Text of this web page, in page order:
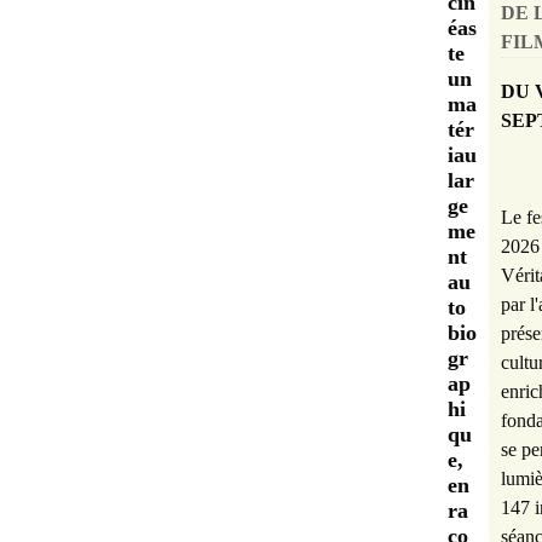
éas
te
un
ma
tér
iau
lar
ge
me
nt
au
to
bio
gr
ap
hi
qu
e,
en
ra
co
DE
DU
Le
par
se
147